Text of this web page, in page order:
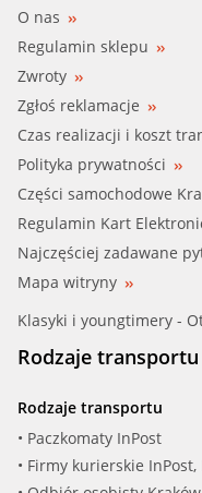
O nas
Regulamin sklepu
Zwroty
Zgłoś reklamacje
Czas realizacji i koszt
Polityka prywatności
Części samochodowe
Regulamin Kart
Najczęściej zadawane
Mapa witryny
Klasyki i youngtimery -
Rodzaje
Rodzaje transportu
• Paczkomaty InPost
• Firmy kurierskie InPost,